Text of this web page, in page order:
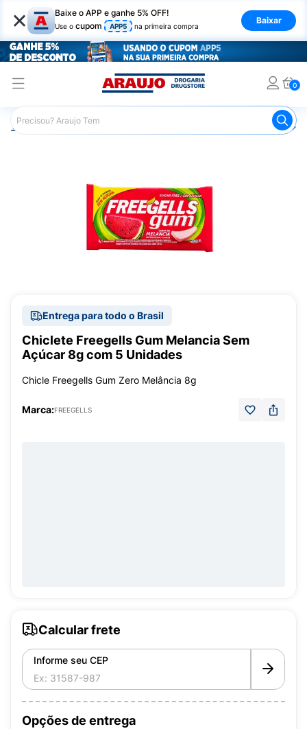
× Baixe o APP e ganhe 5% OFF!
Use o cupom APP5 na primeira compra
Baixar
0
Araujo Mercado Chicletes
Entrega para todo o Brasil
Chiclete Freegells Gum Melancia Sem
Açúcar 8g com 5 Unidades
Chicle Freegells Gum Zero Melância 8g
Marca:FREEGELLS
Calcular frete
Informe seu CEP
Opções de entrega